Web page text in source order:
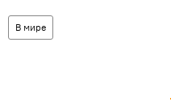
В мире